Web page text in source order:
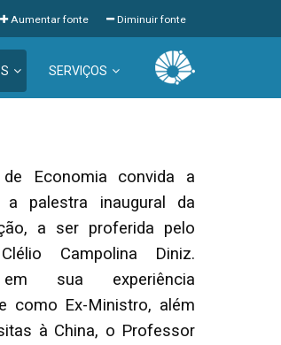
Diminuir fonte
Aumentar fonte
SERVIÇOS
Economia convida a
palestra inaugural da
a ser proferida pelo
Campolina Diniz.
sua experiência
como Ex-Ministro, além
à China, o Professor